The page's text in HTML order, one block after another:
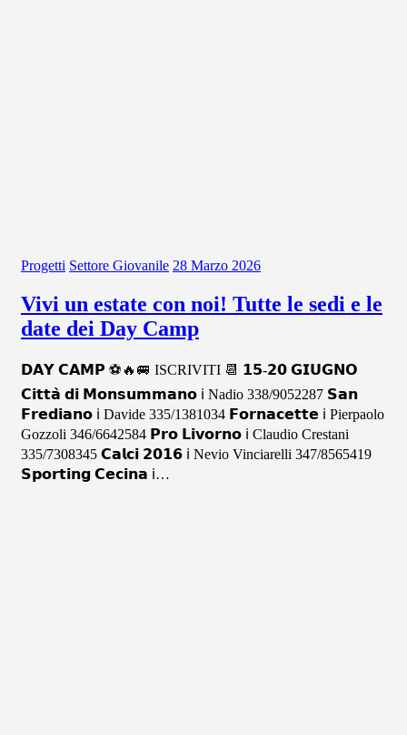
Progetti Settore Giovanile 28 Marzo 2026
Vivi un estate con noi! Tutte le sedi e le
date dei Day Camp
𝗗𝗔𝗬 𝗖𝗔𝗠𝗣 ⚽🔥🚐 ISCRIVITI 📆 𝟭𝟱-𝟮𝟬 𝗚𝗜𝗨𝗚𝗡𝗢
𝗖𝗶𝘁𝘁𝗮̀ 𝗱𝗶 𝗠𝗼𝗻𝘀𝘂𝗺𝗺𝗮𝗻𝗼 ℹ️ Nadio 338/9052287 𝗦𝗮𝗻
𝗙𝗿𝗲𝗱𝗶𝗮𝗻𝗼 ℹ️ Davide 335/1381034 𝗙𝗼𝗿𝗻𝗮𝗰𝗲𝘁𝘁𝗲 ℹ️ Pierpaolo
Gozzoli 346/6642584 𝗣𝗿𝗼 𝗟𝗶𝘃𝗼𝗿𝗻𝗼 ℹ️ Claudio Crestani
335/7308345 𝗖𝗮𝗹𝗰𝗶 𝟮𝟬𝟭𝟲 ℹ️ Nevio Vinciarelli 347/8565419
𝗦𝗽𝗼𝗿𝘁𝗶𝗻𝗴 𝗖𝗲𝗰𝗶𝗻𝗮 ℹ️…